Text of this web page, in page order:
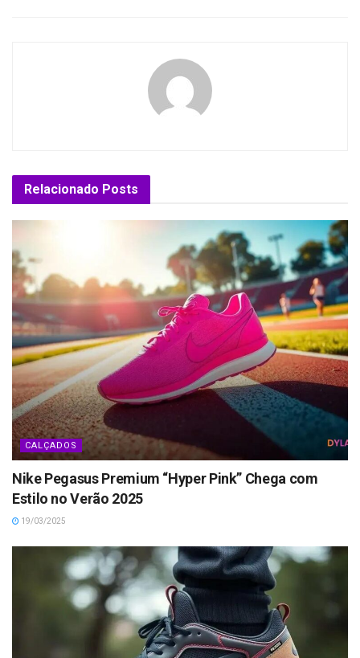
Relacionado Posts
CALÇADOS
Nike Pegasus Premium “Hyper Pink” Chega com
Estilo no Verão 2025
19/03/2025